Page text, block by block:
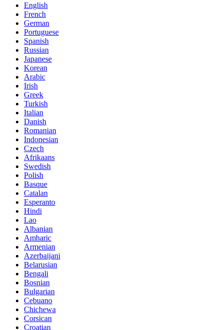
English
French
German
Portuguese
Spanish
Russian
Japanese
Korean
Arabic
Irish
Greek
Turkish
Italian
Danish
Romanian
Indonesian
Czech
Afrikaans
Swedish
Polish
Basque
Catalan
Esperanto
Hindi
Lao
Albanian
Amharic
Armenian
Azerbaijani
Belarusian
Bengali
Bosnian
Bulgarian
Cebuano
Chichewa
Corsican
Croatian